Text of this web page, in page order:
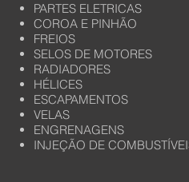
PARTES ELETRICAS
COROA E PINHÃO
FREIOS
SELOS DE MOTORES
RADIADORES
HÉLICES
ESCAPAMENTOS
VELAS
ENGRENAGENS
INJEÇÃO DE